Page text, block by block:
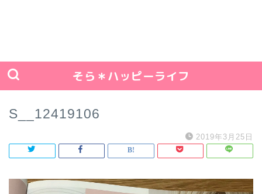
そら＊ハッピーライフ
S__12419106
2019年3月25日